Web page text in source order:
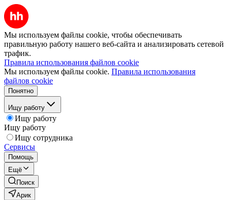
Мы используем файлы cookie, чтобы обеспечивать
правильную работу нашего веб-сайта и анализировать сетевой
трафик.
Правила использования файлов cookie
Мы используем файлы cookie. Правила использования
файлов cookie
Понятно
Ищу работу
Ищу работу
Ищу работу
Ищу сотрудника
Сервисы
Помощь
Ещё
Поиск
Арик